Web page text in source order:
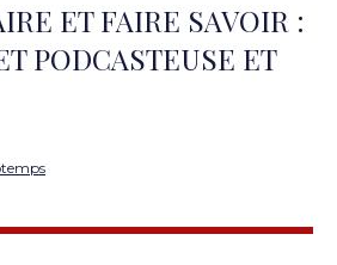
ET FAIRE SAVOIR :
PODCASTEUSE ET